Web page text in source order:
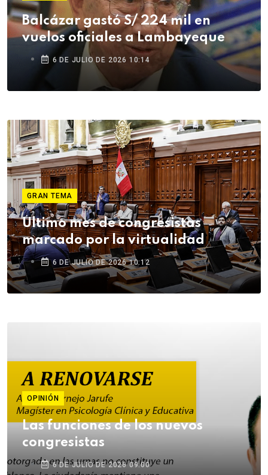
Balcázar gastó S/ 224 mil en
vuelos oficiales a Lambayeque
6 DE JULIO DE 2026 10:14
GRAN TEMA
Último mes de congresistas
marcado por la virtualidad
6 DE JULIO DE 2026 10:12
OPINIÓN
Las funciones de los nuevos
congresistas
6 DE JULIO DE 2026 09:00